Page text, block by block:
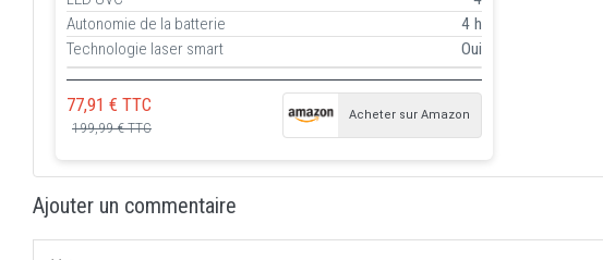
Autonomie de la batterie
4 h
Technologie laser smart
Oui
77,91 € TTC
199,99 € TTC
Acheter sur Amazon
Ajouter un commentaire